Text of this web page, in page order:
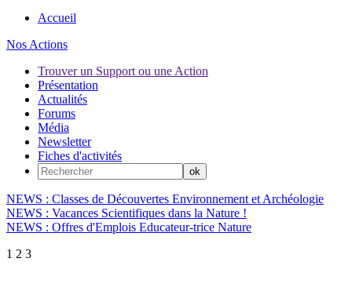
Accueil
Nos Actions
Trouver un Support ou une Action
Présentation
Actualités
Forums
Média
Newsletter
Fiches d'activités
NEWS : Classes de Découvertes Environnement et Archéologie
NEWS : Vacances Scientifiques dans la Nature !
NEWS : Offres d'Emplois Educateur-trice Nature
1 2 3